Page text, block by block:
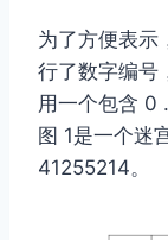
为了方便表示
行了数字编号
用一个包含 0
图 1是一个迷
41255214。